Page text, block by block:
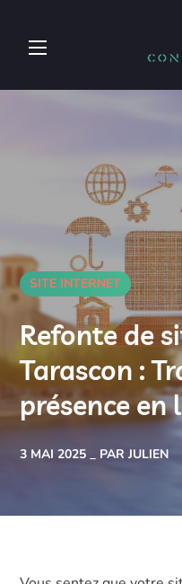
SITE INTERNET
Refonte de
Tarascon :
présence en
3 MAI 2025 PAR JULIEN